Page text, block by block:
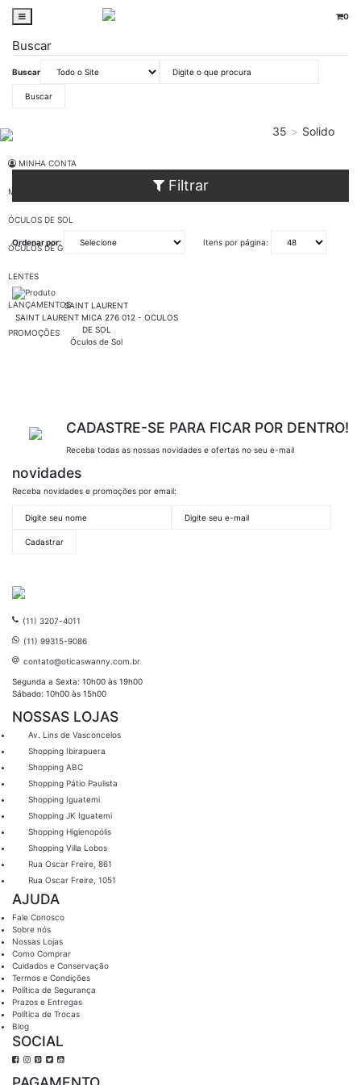
0
Buscar
Buscar
MINHA CONTA
MARCAS
ÓCULOS DE SOL
ÓCULOS DE GRAU
LENTES
LANÇAMENTOS
PROMOÇÕES
oticaswanny 135
Solido
Filtrar
Ordenar por: Itens por página:
SAINT LAURENT
SAINT LAURENT MICA 276 012 - OCULOS
DE SOL
Óculos de Sol
CADASTRE-SE PARA FICAR POR DENTRO!
Receba todas as nossas novidades e ofertas no seu e-mail
novidades
Receba novidades e promoções por email:
(11) 3207-4011
(11) 99315-9086
contato@oticaswanny.com.br
Segunda a Sexta: 10h00 às 19h00
Sábado: 10h00 às 15h00
NOSSAS LOJAS
Av. Lins de Vasconcelos
Shopping Ibirapuera
Shopping ABC
Shopping Pátio Paulista
Shopping Iguatemi
Shopping JK Iguatemi
Shopping Higienopólis
Shopping Villa Lobos
Rua Oscar Freire, 861
Rua Oscar Freire, 1051
AJUDA
Fale Conosco
Sobre nós
Nossas Lojas
Como Comprar
Cuidados e Conservação
Termos e Condições
Política de Segurança
Prazos e Entregas
Política de Trocas
Blog
SOCIAL